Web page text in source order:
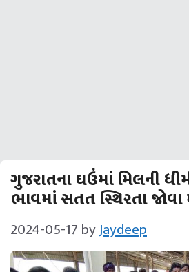
ગુજરાતના ઘઉંમાં મિલની
ભાવમાં સતત સ્થિરતા જોવા
2024-05-17 byJaydeep